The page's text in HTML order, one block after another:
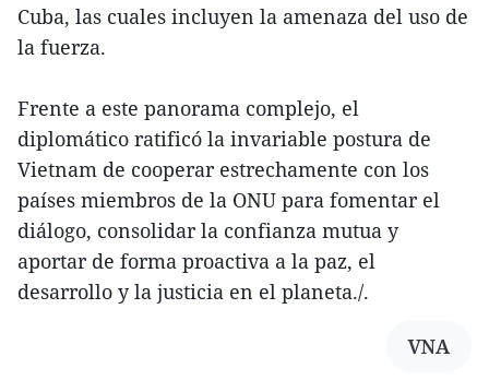
Cuba, las cuales incluyen la amenaza del uso de
la fuerza.
Frente a este panorama complejo, el
diplomático ratificó la invariable postura de
Vietnam de cooperar estrechamente con los
países miembros de la ONU para fomentar el
diálogo, consolidar la confianza mutua y
aportar de forma proactiva a la paz, el
desarrollo y la justicia en el planeta./.
VNA